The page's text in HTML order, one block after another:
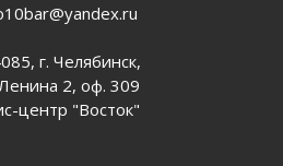
г. Челябинск,
2, оф. 309
центр "Восток"